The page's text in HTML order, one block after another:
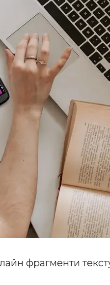
фрагменти